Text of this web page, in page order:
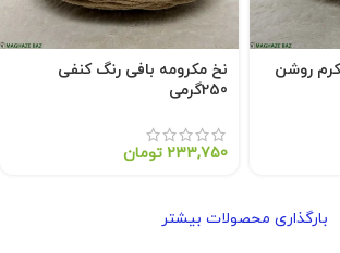
روشن
نخ مکرومه بافی رنگ کنفی
250گرمی
233,750 تومان
بارگذاری محصولات بیشتر